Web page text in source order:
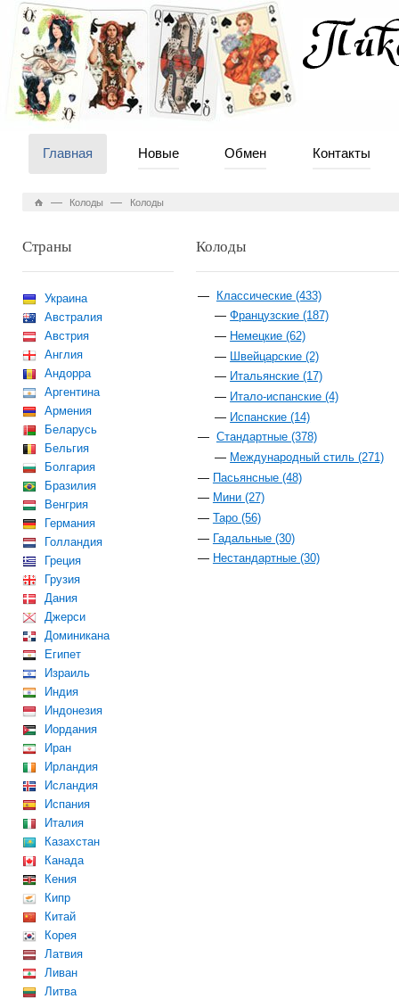
Главная Новые Обмен Контакты
— Колоды — Колоды
Страны
Украина
Австралия
Австрия
Англия
Андорра
Аргентина
Армения
Беларусь
Бельгия
Болгария
Бразилия
Венгрия
Германия
Голландия
Греция
Грузия
Дания
Джерси
Доминикана
Египет
Израиль
Индия
Индонезия
Иордания
Иран
Ирландия
Исландия
Испания
Италия
Казахстан
Канада
Кения
Кипр
Китай
Корея
Латвия
Ливан
Литва
Колоды
Классические (433)
Французские (187)
Немецкие (62)
Швейцарские (2)
Итальянские (17)
Итало-испанские (4)
Испанские (14)
Стандартные (378)
Международный стиль (271)
Пасьянсные (48)
Мини (27)
Таро (56)
Гадальные (30)
Нестандартные (30)